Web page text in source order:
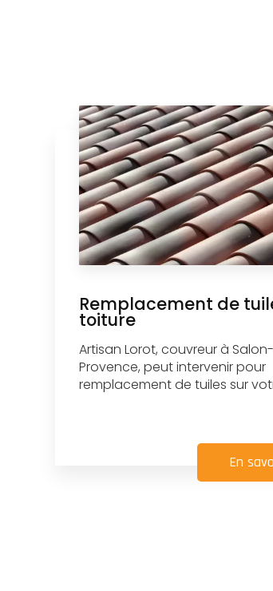
Remplacement de
toiture
Artisan Lorot, couvreur à
Provence, peut intervenir pour
remplacement de tuiles sur
En